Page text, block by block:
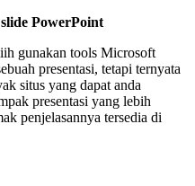
PowerPoint
gunakan tools Microsoft
presentasi, tetapi ternyata
situs yang dapat anda
presentasi yang lebih
penjelasannya tersedia di